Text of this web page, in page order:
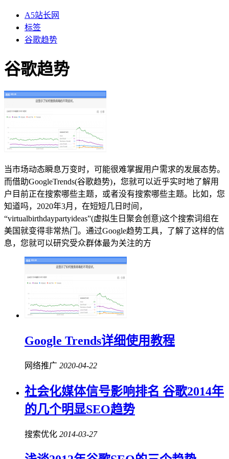
A5站长网
标签
谷歌趋势
谷歌趋势
当市场动态瞬息万变时，可能很难掌握用户需求的发展态势。
而借助GoogleTrends(谷歌趋势)，您就可以近乎实时地了解用
户目前正在搜索哪些主题，或者没有搜索哪些主题。比如，您
知道吗，2020年3月，在短短几日时间，
“virtualbirthdaypartyideas”(虚拟生日聚会创意)这个搜索词组在
美国就变得非常热门。通过Google趋势工具，了解了这样的信
息，您就可以研究受众群体最为关注的方
Google Trends详细使用教程
网络推广 2020-04-22
社会化媒体信号影响排名 谷歌2014年
的几个明显SEO趋势
搜索优化 2014-03-27